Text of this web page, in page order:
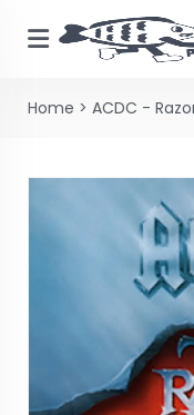
Home > ACDC -